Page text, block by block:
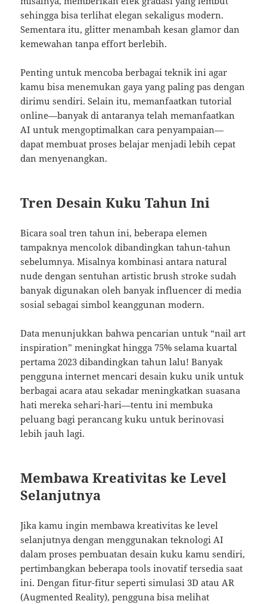
sehingga bisa terlihat elegan sekaligus modern.
Sementara itu, glitter menambah kesan glamor dan
kemewahan tanpa effort berlebih.
Penting untuk mencoba berbagai teknik ini agar
kamu bisa menemukan gaya yang paling pas dengan
dirimu sendiri. Selain itu, memanfaatkan tutorial
online—banyak di antaranya telah memanfaatkan
AI untuk mengoptimalkan cara penyampaian—
dapat membuat proses belajar menjadi lebih cepat
dan menyenangkan.
Tren Desain Kuku Tahun Ini
Bicara soal tren tahun ini, beberapa elemen
tampaknya mencolok dibandingkan tahun-tahun
sebelumnya. Misalnya kombinasi antara natural
nude dengan sentuhan artistic brush stroke sudah
banyak digunakan oleh banyak influencer di media
sosial sebagai simbol keanggunan modern.
Data menunjukkan bahwa pencarian untuk “nail art
inspiration” meningkat hingga 75% selama kuartal
pertama 2023 dibandingkan tahun lalu! Banyak
pengguna internet mencari desain kuku unik untuk
berbagai acara atau sekadar meningkatkan suasana
hati mereka sehari-hari—tentu ini membuka
peluang bagi perancang kuku untuk berinovasi
lebih jauh lagi.
Membawa Kreativitas ke Level
Selanjutnya
Jika kamu ingin membawa kreativitas ke level
selanjutnya dengan menggunakan teknologi AI
dalam proses pembuatan desain kuku kamu sendiri,
pertimbangkan beberapa tools inovatif tersedia saat
ini. Dengan fitur-fitur seperti simulasi 3D atau AR
(Augmented Reality), pengguna bisa melihat